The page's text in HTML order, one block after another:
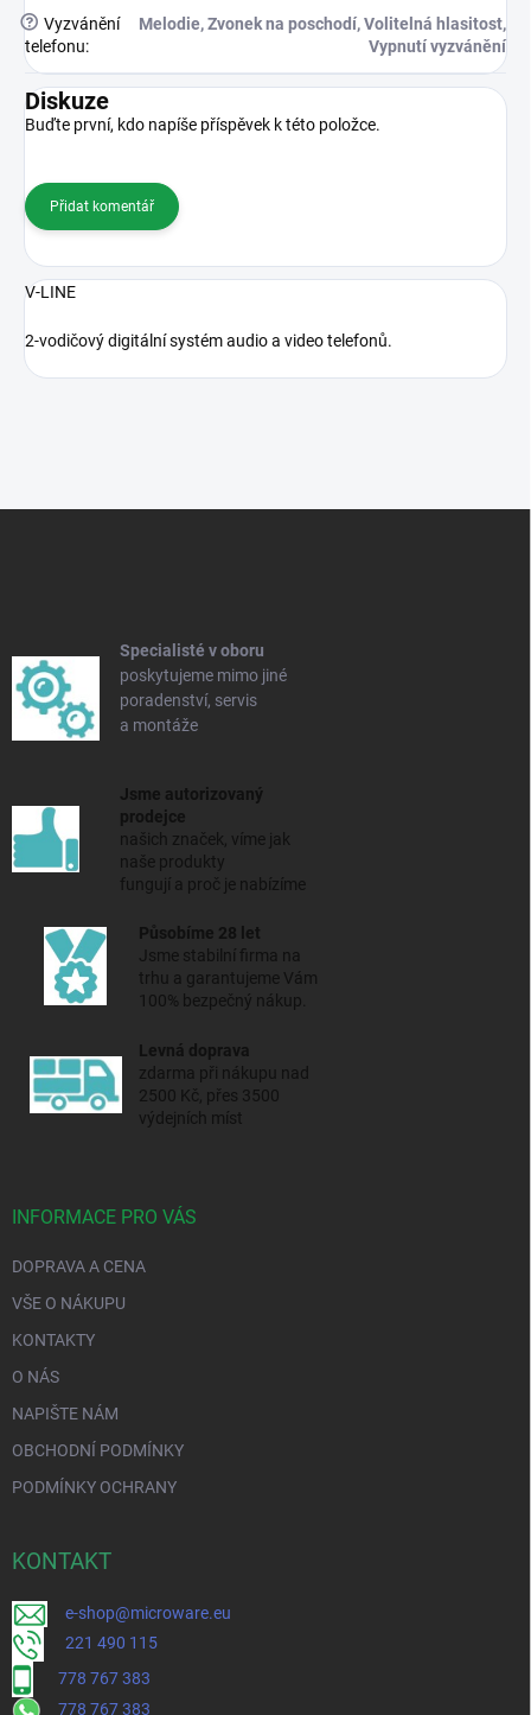
? Vyzvánění
telefonu:
Melodie, Zvonek na poschodí, Volitelná hlasitost,
Vypnutí vyzvánění
Diskuze
Buďte první, kdo napíše příspěvek k této položce.
Přidat komentář
V-LINE
2-vodičový digitální systém audio a video telefonů.
Specialisté v oboru
poskytujeme mimo jiné
poradenství, servis
a montáže
Jsme autorizovaný
prodejce
našich značek, víme jak
naše produkty
fungují a proč je nabízíme
Působíme 28 let
Jsme stabilní firma na
trhu a garantujeme Vám
100% bezpečný nákup.
Levná doprava
zdarma při nákupu nad
2500 Kč, přes 3500
výdejních míst
INFORMACE PRO VÁS
DOPRAVA A CENA
VŠE O NÁKUPU
KONTAKTY
O NÁS
NAPIŠTE NÁM
OBCHODNÍ PODMÍNKY
PODMÍNKY OCHRANY
KONTAKT
e-shop@microware.eu
221 490 115
778 767 383
778 767 383